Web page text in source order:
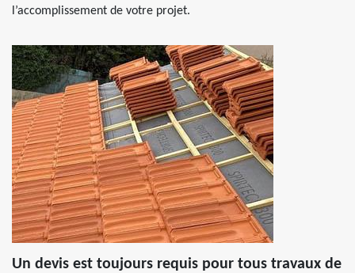
l’accomplissement de votre projet.
Un devis est toujours requis pour tous travaux de